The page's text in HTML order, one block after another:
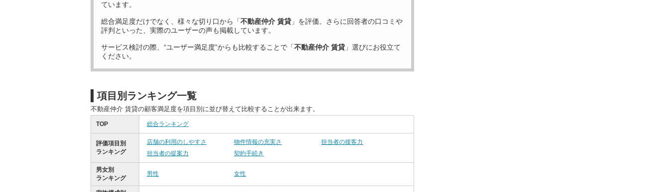
ています。
総合満足度だけでなく、様々な切り口から「不動産仲介 賃貸 」を評価。さらに回答者の口コミや
評判といった、実際のユーザーの声も掲載しています。
サービス検討の際、“ユーザー満足度”からも比較することで「不動産仲介 賃貸 」選びにお役立て
ください。
項目別ランキング一覧
不動産仲介 賃貸の顧客満足度を項目別に並び替えて比較することが出来ます。
TOP 総合ランキング
評価項目別
ランキング
店舗の利用のしやすさ 物件情報の充実さ
担当者の接客力
担当者の提案力
契約手続き
男女別
ランキング
男性 女性